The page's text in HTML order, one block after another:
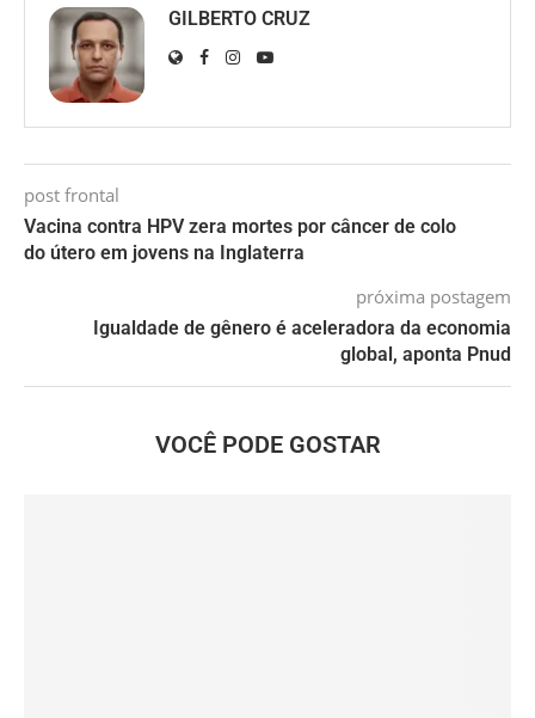
GILBERTO CRUZ
post frontal
Vacina contra HPV zera mortes por câncer de colo
do útero em jovens na Inglaterra
próxima postagem
Igualdade de gênero é aceleradora da economia
global, aponta Pnud
VOCÊ PODE GOSTAR